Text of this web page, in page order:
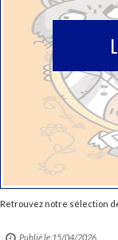
Retrouvez notre sélection
Publié le 15/04/2026